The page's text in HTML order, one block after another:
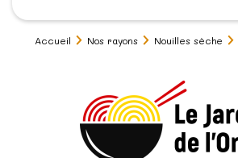
Accueil Nos rayons Nouilles sèche